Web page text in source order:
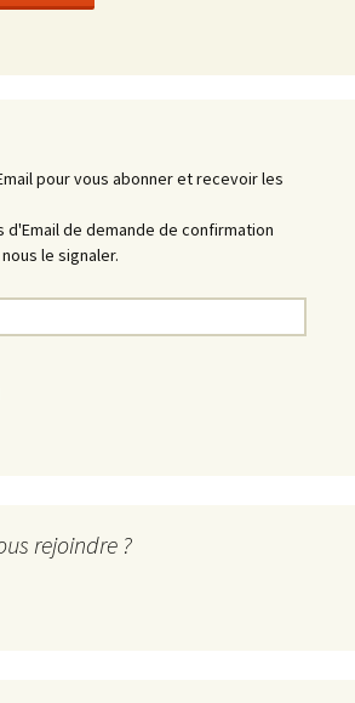
pour vous abonner et recevoir les
d'Email de demande de confirmation
le signaler.
rejoindre ?